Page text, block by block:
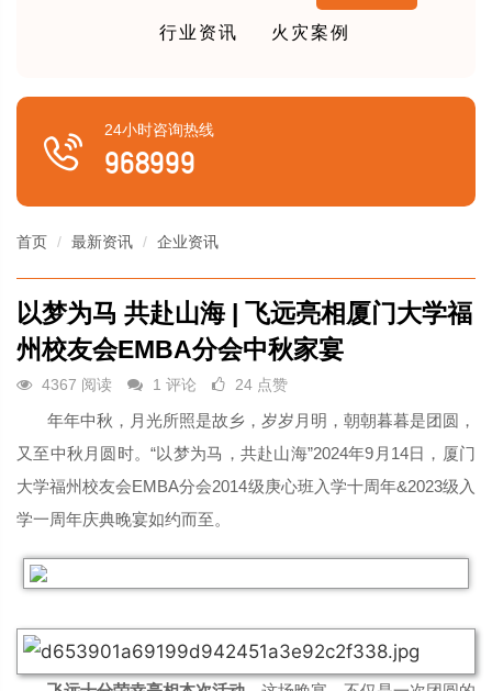
行业资讯 火灾案例

24小时咨询热线
968999
首页 最新资讯 企业资讯
以梦为马 共赴山海 | 飞远亮相厦门大学福
州校友会EMBA分会中秋家宴
4367 阅读 1 评论 24 点赞
年年中秋，月光所照是故乡，岁岁月明，朝朝暮暮是团圆，
又至中秋月圆时。“以梦为马，共赴山海”2024年9月14日，厦门
大学福州校友会EMBA分会2014级庚心班入学十周年&2023级入
学一周年庆典晚宴如约而至。